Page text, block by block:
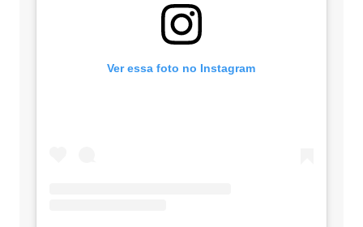
Ver essa foto no Instagram